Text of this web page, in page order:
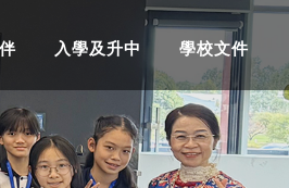
入學及升中 學校文件